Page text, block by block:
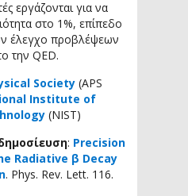
εργάζονται για να
στο 1%, επίπεδο
έλεγχο προβλέψεων
την QED.
Society (APS
Institute of
(NIST)
: Precision
Radiative β Decay
. Phys. Rev. Lett. 116.